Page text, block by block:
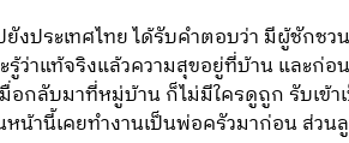
ประเทศไทย ได้รับคำตอบว่า มีผู้ชักชว
รู้ว่าแท้จริงแล้วความสุขอยู่ที่บ้าน และก่
กลับมาที่หมู่บ้าน ก็ไม่มีใครดูถูก รับเข้
น้านี้เคยทำงานเป็นพ่อครัวมาก่อน ส่วน